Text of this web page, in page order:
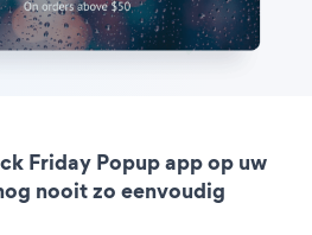
Friday Popup app op uw
nooit zo eenvoudig